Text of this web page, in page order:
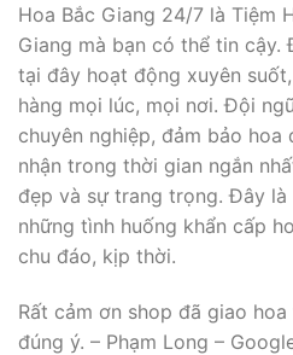
Hoa Bắc Giang 24/7 là Tiệm
Giang mà bạn có thể tin cậy.
tại đây hoạt động xuyên
hàng mọi lúc, mọi nơi. Đội
chuyên nghiệp, đảm bảo
nhận trong thời gian ngắn
đẹp và sự trang trọng. Đây
những tình huống khẩn cấp
chu đáo, kịp thời.
Rất cảm ơn shop đã giao
đúng ý. – Phạm Long –